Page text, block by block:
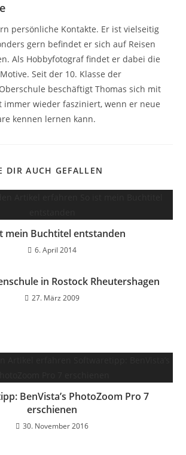
persönliche Kontakte. Er ist vielseitig
gern befindet er sich auf Reisen
Als Hobbyfotograf findet er dabei die
Seit der 10. Klasse der
beschäftigt Thomas sich mit
immer wieder fasziniert, wenn er neue
kennen lernen kann.
DIR AUCH GEFALLEN
mein Buchtitel entstanden
6. April 2014
in Rostock Rheutershagen
27. März 2009
BenVista’s PhotoZoom Pro 7
erschienen
30. November 2016